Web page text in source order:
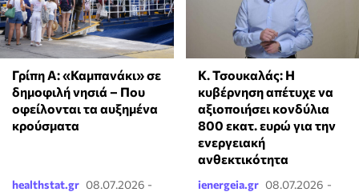
Γρίπη Α: «Καμπανάκι» σε
δημοφιλή νησιά – Που
οφείλονται τα αυξημένα
κρούσματα
healthstat.gr 08.07.2026 -
Κ. Τσουκαλάς: Η
κυβέρνηση απέτυχε να
αξιοποιήσει κονδύλια
800 εκατ. ευρώ για την
ενεργειακή
ανθεκτικότητα
ienergeia.gr 08.07.2026 -